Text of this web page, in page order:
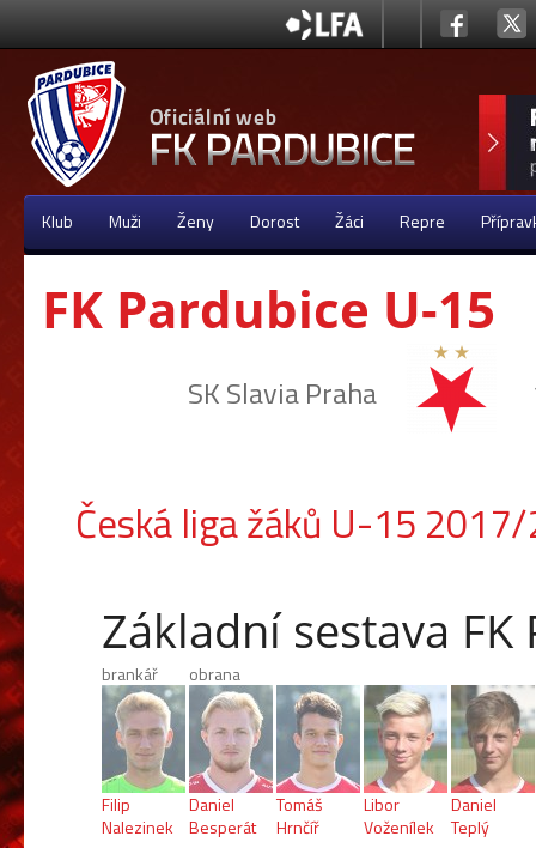
Klub Muži Ženy Dorost Žáci Repre
FK Pardubice U-15
SK Slavia Praha
Česká liga žáků U-15
Základní sestava
brankář
Filip
Nalezinek
obrana
Daniel
Besperát
Tomáš
Hrnčíř
Libor
Voženílek
Daniel
Teplý